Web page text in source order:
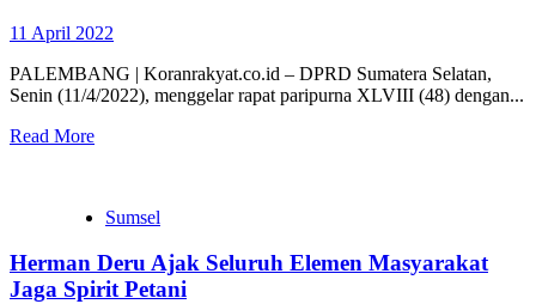
11 April 2022
PALEMBANG | Koranrakyat.co.id – DPRD Sumatera Selatan,
Senin (11/4/2022), menggelar rapat paripurna XLVIII (48) dengan...
Read More
Sumsel
Herman Deru Ajak Seluruh Elemen Masyarakat
Jaga Spirit Petani